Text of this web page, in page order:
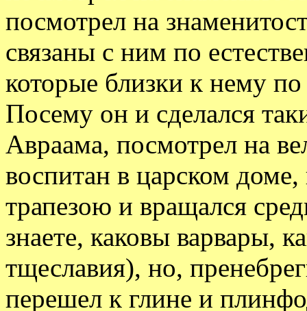
посмотрел на
связаны с ним по
которые близки к нему
Посему он и сделался
Авраама, посмотрел на
воспитан в царском
трапезою и вращался
знаете, каковы варвары,
тщеславия), но,
перешел к глине и